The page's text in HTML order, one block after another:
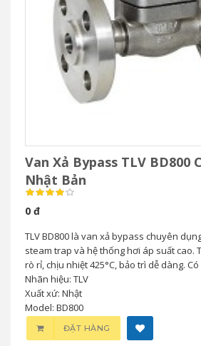
Van Xả Bypass TLV BD800
Nhật Bản
0 đ
TLV BD800 là van xả bypass chuyên
steam trap và hệ thống hơi áp suất cao.
rò rỉ, chịu nhiệt 425°C, bảo trì dễ dàng. Có
Nhãn hiệu: TLV
Xuất xứ: Nhật
Model: BD800
ĐẶT HÀNG